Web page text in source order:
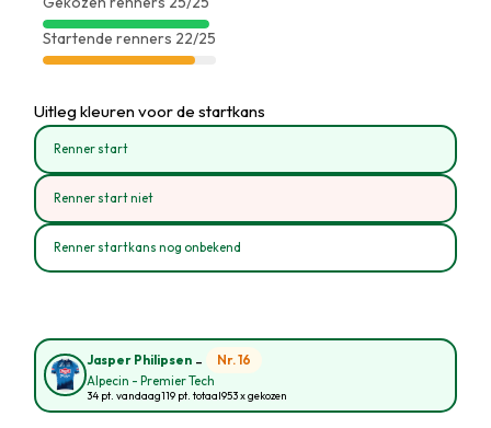
Startende renners 22/25
Uitleg kleuren voor de startkans
Renner start
Renner start niet
Renner startkans nog onbekend
Jasper Philipsen - Nr. 16
Alpecin - Premier Tech
34 pt. vandaag119 pt. totaal953 x gekozen